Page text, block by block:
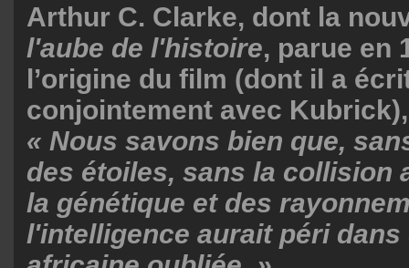
Arthur C. Clarke, dont la
l'aube de l'histoire, parue en
l’origine du film (dont il a
conjointement avec
« Nous savons bien que,
des étoiles, sans la collision
la génétique et des
l'intelligence aurait péri dans